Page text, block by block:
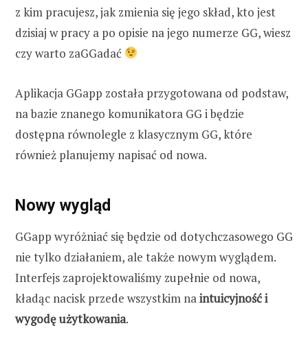
z kim pracujesz, jak zmienia się jego skład, kto jest
dzisiaj w pracy a po opisie na jego numerze GG, wiesz
czy warto zaGGadać
Aplikacja GGapp została przygotowana od podstaw,
na bazie znanego komunikatora GG i będzie
dostępna równolegle z klasycznym GG, które
również planujemy napisać od nowa.
Nowy wygląd
GGapp wyróżniać się będzie od dotychczasowego GG
nie tylko działaniem, ale także nowym wyglądem.
Interfejs zaprojektowaliśmy zupełnie od nowa,
kładąc nacisk przede wszystkim naintuicyjność i
wygodę użytkowania.